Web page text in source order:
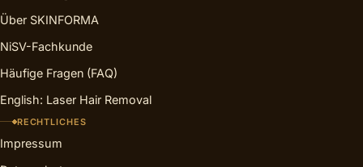
Über SKINFORMA
NiSV-Fachkunde
Häufige Fragen (FAQ)
English: Laser Hair Removal
RECHTLICHES
Impressum